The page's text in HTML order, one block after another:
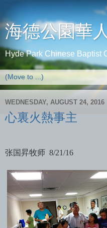
海德公園華
Hyde Park Chinese Baptist
WEDNESDAY, AUGUST 24, 2016
心裏火熱事主
张国昇牧师 8/21/16